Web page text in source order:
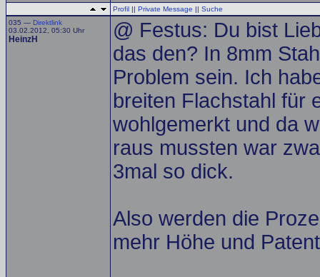
Profil || Private Message || Suche
035 — Direktlink
03.02.2012, 05:30 Uhr
HeinzH
@ Festus: Du bist
das den? In 8mm
Problem sein. Ich
breiten Flachstahl für
wohlgemerkt und da
raus mussten war
3mal so dick.
Also werden die
mehr Höhe und